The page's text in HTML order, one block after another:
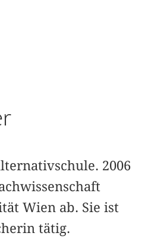
2006
Wien ab. Sie ist
tätig.